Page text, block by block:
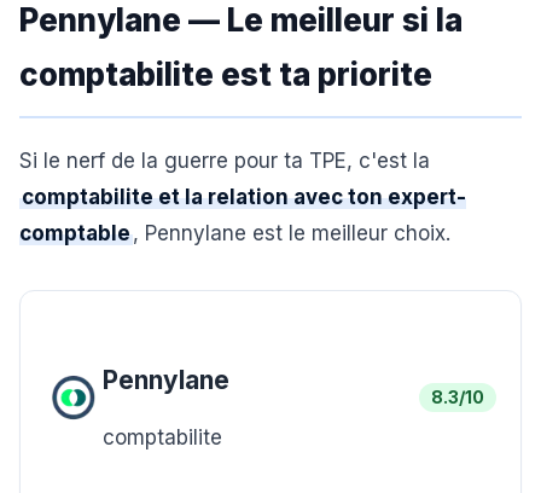
Pennylane — Le meilleur si la
comptabilite est ta priorite
Si le nerf de la guerre pour ta TPE, c'est la
comptabilite et la relation avec ton expert-
comptable, Pennylane est le meilleur choix.
Pennylane
comptabilite
8.3/10